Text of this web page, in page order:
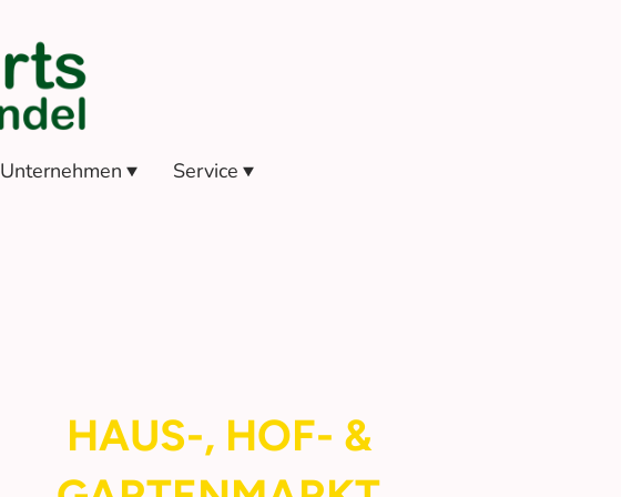
Unternehmen Service
HAUS-, HOF- &